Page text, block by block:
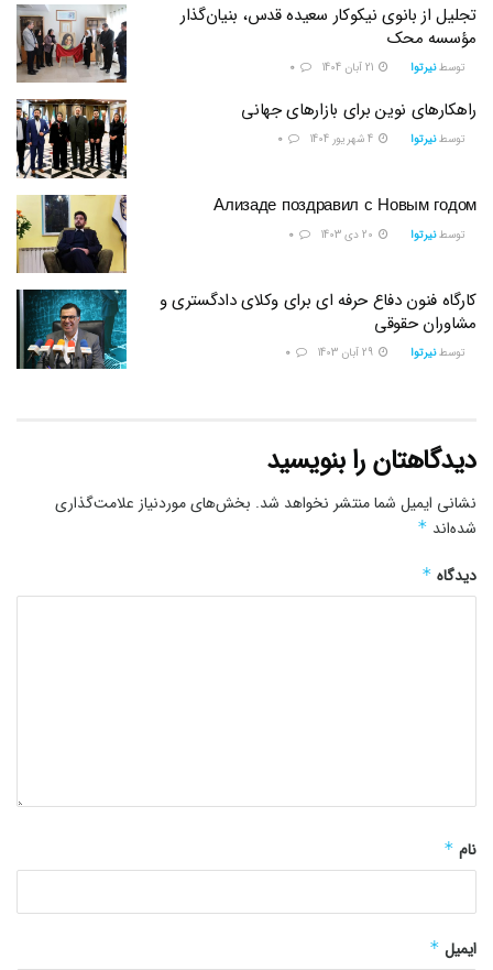
تجلیل از بانوی نیکوکار سعیده قدس، بنیان‌گذار
مؤسسه محک
توسط نیرتوا
راهکارهای نوین برای بازارهای جهانی
توسط نیرتوا
Ализаде поздравил с Новым годом
توسط نیرتوا
کارگاه فنون دفاع حرفه ای برای وکلای دادگستری و
مشاوران حقوقی
توسط نیرتوا
دیدگاهتان را بنویسید
نشانی ایمیل شما منتشر نخواهد شد. بخش‌های موردنیاز علامت‌گذاری
شده‌اند *
دیدگاه *
نام *
ایمیل *